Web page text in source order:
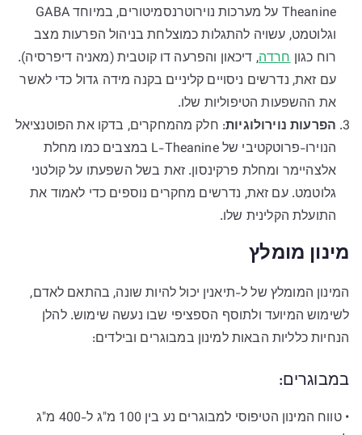
Theanine על מערכות נוירוטרנסמיטורים, במיוחד GABA
וגלוטמט, עשויה להתגלות כמוצלחת בניהול הפרעות מצב
רוח כגוןחרדה, דיכאון והפרעה דו קוטבית (מאניה דיפרסיה).
עם זאת, נדרשים ניסויים קליניים בקנה מידה גדול כדי לאשר
את ההשפעות הטיפוליות שלו.
הפרעות נוירולוגיות: חלק מהמחקרים, בדקו את הפוטנציאל
הנוירו-פרוטקטיבי של L-Theanine במצבים כמו מחלת
אלצהיימר ומחלת פרקינסון. זאת בשל השפעתו על קולטני
גלוטמט. עם זאת, נדרשים מחקרים נוספים כדי לאמוד את
התועלת הקלינית שלו.
מינון מומלץ
המינון המומלץ של ל-תיאנין יכול להיות שונה, בהתאם לאדם,
לשימוש המיועד ולתוסף הספציפי שבו נעשה שימוש. להלן
הנחיות כלליות הבאות למינון במבוגרים ובילדים:
במבוגרים:
• טווח המינון הטיפוסי למבוגרים נע בין 100 מ"ג ל-400 מ"ג